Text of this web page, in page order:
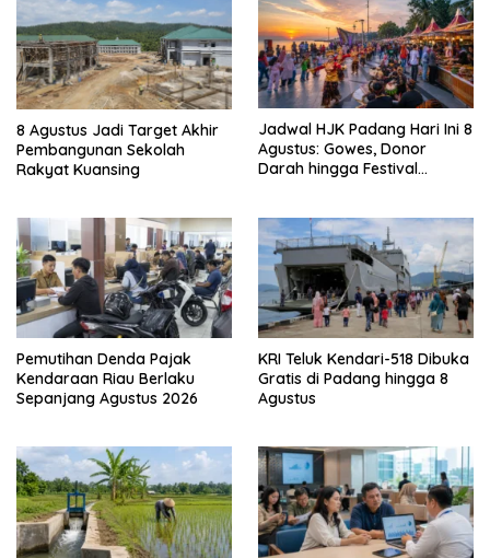
8 Agustus Jadi Target Akhir
Pembangunan Sekolah
Rakyat Kuansing
Jadwal HJK Padang Hari Ini 8
Agustus: Gowes, Donor
Darah hingga Festival
Pemutihan Denda Pajak
Kendaraan Riau Berlaku
Sepanjang Agustus 2026
KRI Teluk Kendari-518 Dibuka
Gratis di Padang hingga 8
Agustus